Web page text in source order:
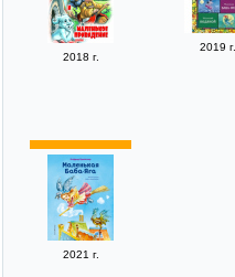
2018 г.
2019 г.
2021 г.